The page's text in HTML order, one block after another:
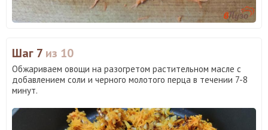
Шаг 7 из 10
Обжариваем овощи на разогретом растительном масле с
добавлением соли и черного молотого перца в течении 7-8
минут.